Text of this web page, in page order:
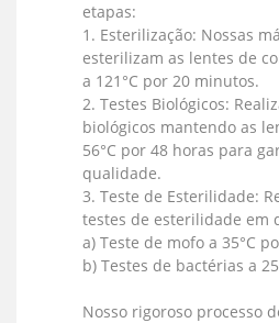
etapas:
1. Esterilização: Nossas
esterilizam as lentes de
a 121°C por 20 minutos.
2. Testes Biológicos:
biológicos mantendo as
56°C por 48 horas para
qualidade.
3. Teste de Esterilidade:
testes de esterilidade em
a) Teste de mofo a 35°C
b) Testes de bactérias a
Nosso rigoroso processo